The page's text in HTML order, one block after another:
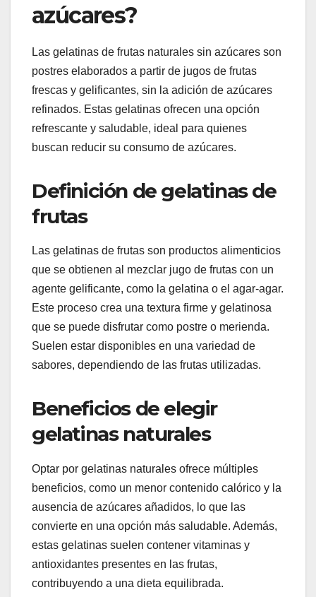
azúcares?
Las gelatinas de frutas naturales sin azúcares son
postres elaborados a partir de jugos de frutas
frescas y gelificantes, sin la adición de azúcares
refinados. Estas gelatinas ofrecen una opción
refrescante y saludable, ideal para quienes
buscan reducir su consumo de azúcares.
Definición de gelatinas de
frutas
Las gelatinas de frutas son productos alimenticios
que se obtienen al mezclar jugo de frutas con un
agente gelificante, como la gelatina o el agar-agar.
Este proceso crea una textura firme y gelatinosa
que se puede disfrutar como postre o merienda.
Suelen estar disponibles en una variedad de
sabores, dependiendo de las frutas utilizadas.
Beneficios de elegir
gelatinas naturales
Optar por gelatinas naturales ofrece múltiples
beneficios, como un menor contenido calórico y la
ausencia de azúcares añadidos, lo que las
convierte en una opción más saludable. Además,
estas gelatinas suelen contener vitaminas y
antioxidantes presentes en las frutas,
contribuyendo a una dieta equilibrada.